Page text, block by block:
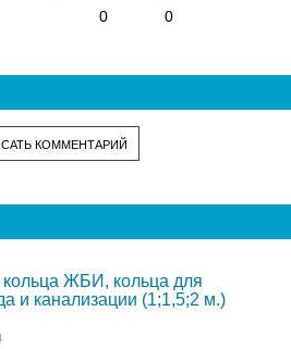
0
0
КОММЕНТАРИЙ
ЖБИ, кольца для
и канализации (1;1,5;2 м.)